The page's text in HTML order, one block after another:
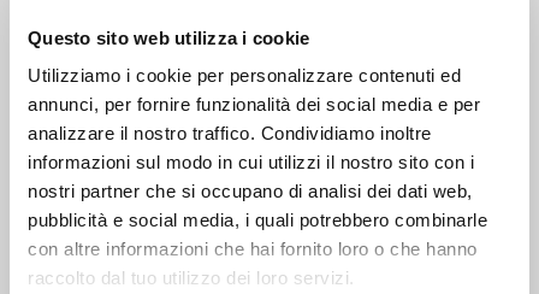
Questo sito web utilizza i cookie
Utilizziamo i cookie per personalizzare contenuti ed
annunci, per fornire funzionalità dei social media e per
analizzare il nostro traffico. Condividiamo inoltre
informazioni sul modo in cui utilizzi il nostro sito con i
nostri partner che si occupano di analisi dei dati web,
pubblicità e social media, i quali potrebbero combinarle
con altre informazioni che hai fornito loro o che hanno
raccolto dal tuo utilizzo dei loro servizi.